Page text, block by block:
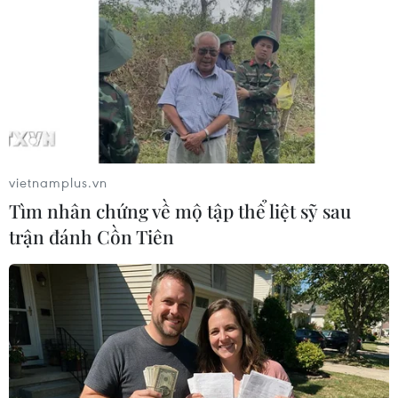
Chuyên gia New Zealand khuyến cáo
không nên coi nhẹ biến thể Omicron
Chuyên gia New Zealand khẳng định việc cho rằng
Omicron chỉ gây bệnh nhẹ như cúm là "không đúng" và
viện dẫn tại Mỹ, số người tử vong vì biến thể Omicron
đã vượt số ca tử vong vì biến thể Delta.
vietnamplus.vn
Tìm nhân chứng về mộ tập thể liệt sỹ sau
trận đánh Cồn Tiên